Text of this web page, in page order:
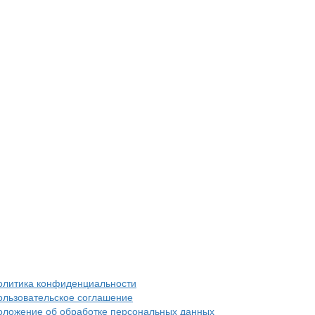
конфиденциальности
соглашение
об обработке персональных данных